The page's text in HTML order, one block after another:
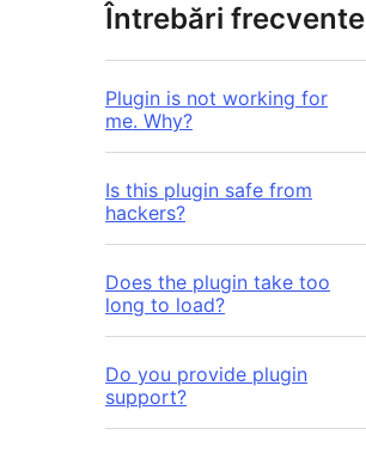
Întrebări frecvente
Plugin is not working for
me. Why?
Is this plugin safe from
hackers?
Does the plugin take too
long to load?
Do you provide plugin
support?